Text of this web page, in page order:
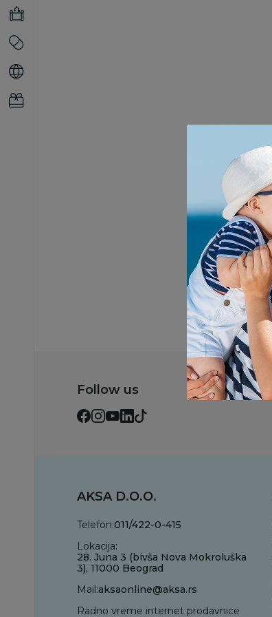
Follow us
AKSA D.O.O.
Telefon:011/422-0-415
Lokacija:
28. Juna 3 (bivša Nova Mokroluška
3), 11000 Beograd
Mail:aksaonline@aksa.rs
Radno vreme internet prodavnice